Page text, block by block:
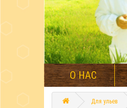
О НАС
Для ульев